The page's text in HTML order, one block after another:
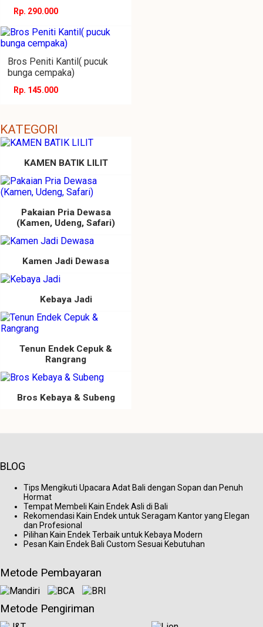
Rp. 290.000
Bros Peniti Kantil( pucuk
bunga cempaka)
Rp. 145.000
KATEGORI
KAMEN BATIK LILIT
Pakaian Pria Dewasa
(Kamen, Udeng, Safari)
Kamen Jadi Dewasa
Kebaya Jadi
Tenun Endek Cepuk &
Rangrang
Bros Kebaya & Subeng
BLOG
Tips Mengikuti Upacara Adat Bali dengan Sopan dan Penuh
Hormat
Tempat Membeli Kain Endek Asli di Bali
Rekomendasi Kain Endek untuk Seragam Kantor yang Elegan
dan Profesional
Pilihan Kain Endek Terbaik untuk Kebaya Modern
Pesan Kain Endek Bali Custom Sesuai Kebutuhan
Metode Pembayaran
Metode Pengiriman